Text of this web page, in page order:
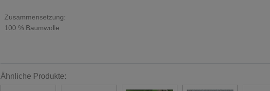
Zusammensetzung:
100 % Baumwolle
Ähnliche Produkte: